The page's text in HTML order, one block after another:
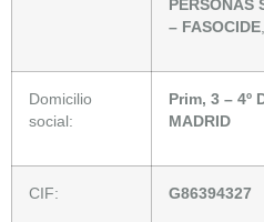
PERSONAS
– FASOCIDE
Domicilio
social:
Prim, 3 – 4º
MADRID
CIF: G86394327